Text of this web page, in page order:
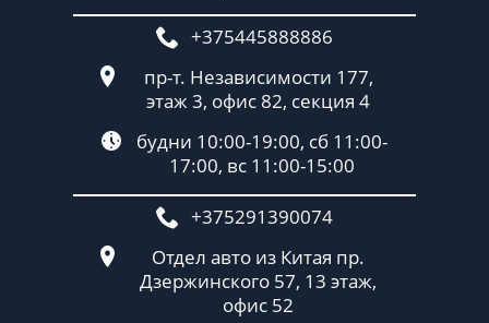
+375445888886
пр-т. Независимости 177,
этаж 3, офис 82, секция 4
будни 10:00-19:00, сб 11:00-
17:00, вс 11:00-15:00
+375291390074
Отдел авто из Китая пр.
Дзержинского 57, 13 этаж,
офис 52